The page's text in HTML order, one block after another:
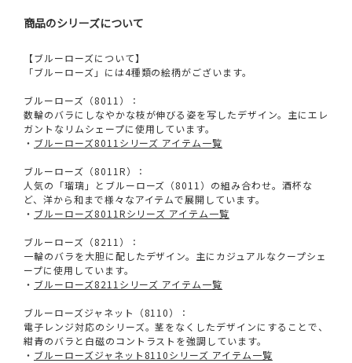
商品のシリーズについて
【ブルーローズについて】
「ブルーローズ」には4種類の絵柄がございます。
ブルーローズ（8011）：
数輪のバラにしなやかな枝が伸びる姿を写したデザイン。主にエレ
ガントなリムシェープに使用しています。
・ ブルーローズ8011シリーズ アイテム一覧
ブルーローズ（8011R）：
人気の「瑠璃」とブルーローズ（8011）の組み合わせ。酒杯な
ど、洋から和まで様々なアイテムで展開しています。
・ ブルーローズ8011Rシリーズ アイテム一覧
ブルーローズ（8211）：
一輪のバラを大胆に配したデザイン。主にカジュアルなクープシェ
ープに使用しています。
・ ブルーローズ8211シリーズ アイテム一覧
ブルーローズジャネット（8110）：
電子レンジ対応のシリーズ。茎をなくしたデザインにすることで、
紺青のバラと白磁のコントラストを強調しています。
・ ブルーローズジャネット8110シリーズ アイテム一覧